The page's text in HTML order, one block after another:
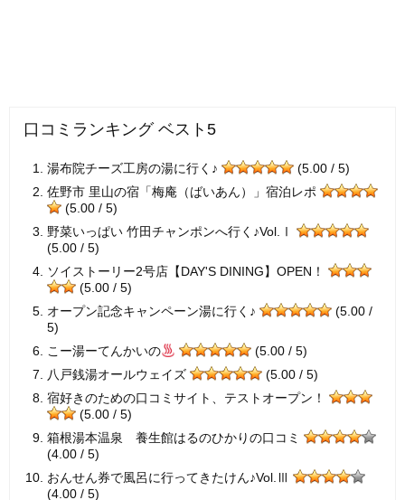
口コミランキング ベスト5
湯布院チーズ工房の湯に行く♪
(5.00 / 5)
佐野市 里山の宿「梅庵（ばいあん）」宿泊レポ
(5.00 / 5)
野菜いっぱい 竹田チャンポンへ行く♪Vol.Ⅰ
(5.00 / 5)
ソイストーリー2号店【DAY'S DINING】OPEN！
(5.00 / 5)
オープン記念キャンペーン湯に行く♪
(5.00 /
5)
こー湯ーてんかいの
(5.00 / 5)
八戸銭湯オールウェイズ
(5.00 / 5)
宿好きのための口コミサイト、テストオープン！
(5.00 / 5)
箱根湯本温泉 養生館はるのひかりの口コミ
(4.00 / 5)
おんせん券で風呂に行ってきたけん♪Vol.Ⅲ
(4.00 / 5)